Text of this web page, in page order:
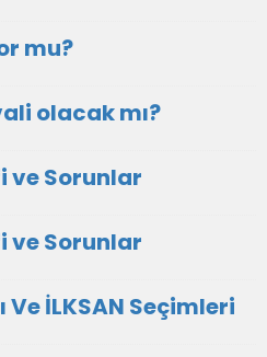
mu?
olacak mı?
ve Sorunlar
ve Sorunlar
İLKSAN Seçimleri